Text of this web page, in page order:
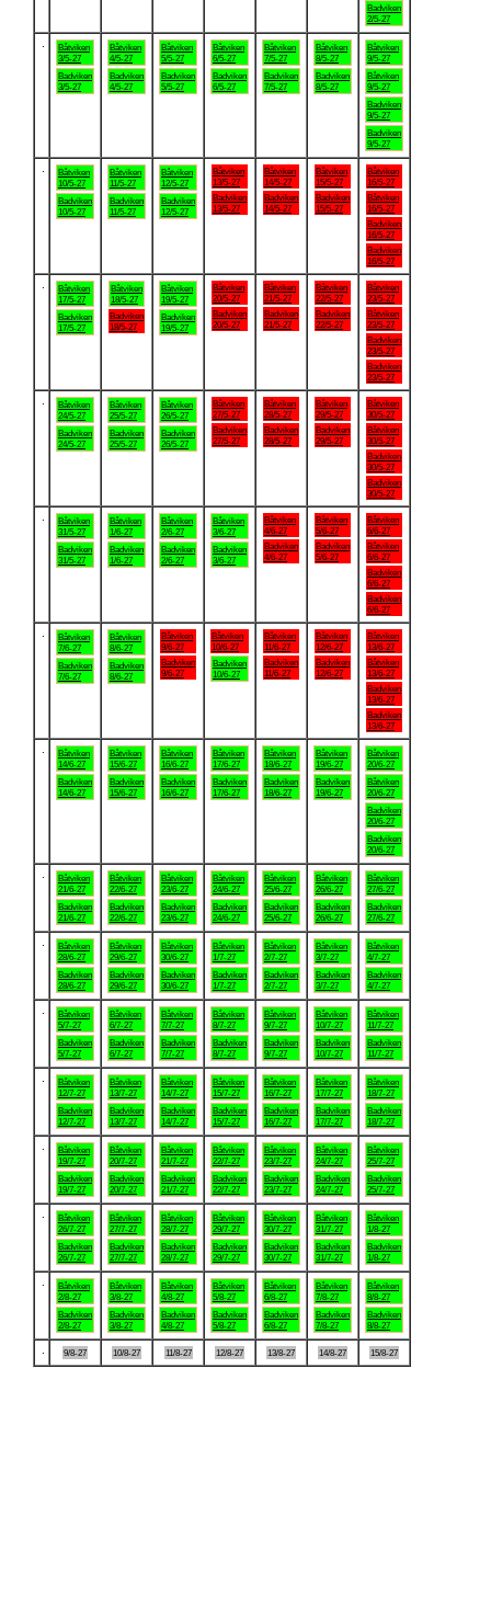
Badviken
2/5-27
Båtviken
3/5-27
Badviken
3/5-27
Båtviken
4/5-27
Badviken
4/5-27
Båtviken
5/5-27
Badviken
5/5-27
Båtviken
6/5-27
Badviken
6/5-27
Båtviken
7/5-27
Badviken
7/5-27
Båtviken
8/5-27
Badviken
8/5-27
Båtviken
9/5-27
Båtviken
9/5-27
Badviken
9/5-27
Badviken
9/5-27
Båtviken
10/5-27
Badviken
10/5-27
Båtviken
11/5-27
Badviken
11/5-27
Båtviken
12/5-27
Badviken
12/5-27
Båtviken
13/5-27
Badviken
13/5-27
Båtviken
14/5-27
Badviken
14/5-27
Båtviken
15/5-27
Badviken
15/5-27
Båtviken
16/5-27
Båtviken
16/5-27
Badviken
16/5-27
Badviken
16/5-27
Båtviken
17/5-27
Badviken
17/5-27
Båtviken
18/5-27
Badviken
18/5-27
Båtviken
19/5-27
Badviken
19/5-27
Båtviken
20/5-27
Badviken
20/5-27
Båtviken
21/5-27
Badviken
21/5-27
Båtviken
22/5-27
Badviken
22/5-27
Båtviken
23/5-27
Båtviken
23/5-27
Badviken
23/5-27
Badviken
23/5-27
Båtviken
24/5-27
Badviken
24/5-27
Båtviken
25/5-27
Badviken
25/5-27
Båtviken
26/5-27
Badviken
26/5-27
Båtviken
27/5-27
Badviken
27/5-27
Båtviken
28/5-27
Badviken
28/5-27
Båtviken
29/5-27
Badviken
29/5-27
Båtviken
30/5-27
Båtviken
30/5-27
Badviken
30/5-27
Badviken
30/5-27
Båtviken
31/5-27
Badviken
31/5-27
Båtviken
1/6-27
Badviken
1/6-27
Båtviken
2/6-27
Badviken
2/6-27
Båtviken
3/6-27
Badviken
3/6-27
Båtviken
4/6-27
Badviken
4/6-27
Båtviken
5/6-27
Badviken
5/6-27
Båtviken
6/6-27
Båtviken
6/6-27
Badviken
6/6-27
Badviken
6/6-27
Båtviken
7/6-27
Badviken
7/6-27
Båtviken
8/6-27
Badviken
8/6-27
Båtviken
9/6-27
Badviken
9/6-27
Båtviken
10/6-27
Badviken
10/6-27
Båtviken
11/6-27
Badviken
11/6-27
Båtviken
12/6-27
Badviken
12/6-27
Båtviken
13/6-27
Båtviken
13/6-27
Badviken
13/6-27
Badviken
13/6-27
Båtviken
14/6-27
Badviken
14/6-27
Båtviken
15/6-27
Badviken
15/6-27
Båtviken
16/6-27
Badviken
16/6-27
Båtviken
17/6-27
Badviken
17/6-27
Båtviken
18/6-27
Badviken
18/6-27
Båtviken
19/6-27
Badviken
19/6-27
Båtviken
20/6-27
Båtviken
20/6-27
Badviken
20/6-27
Badviken
20/6-27
Båtviken
21/6-27
Badviken
21/6-27
Båtviken
22/6-27
Badviken
22/6-27
Båtviken
23/6-27
Badviken
23/6-27
Båtviken
24/6-27
Badviken
24/6-27
Båtviken
25/6-27
Badviken
25/6-27
Båtviken
26/6-27
Badviken
26/6-27
Båtviken
27/6-27
Badviken
27/6-27
Båtviken
28/6-27
Badviken
28/6-27
Båtviken
29/6-27
Badviken
29/6-27
Båtviken
30/6-27
Badviken
30/6-27
Båtviken
1/7-27
Badviken
1/7-27
Båtviken
2/7-27
Badviken
2/7-27
Båtviken
3/7-27
Badviken
3/7-27
Båtviken
4/7-27
Badviken
4/7-27
Båtviken
5/7-27
Badviken
5/7-27
Båtviken
6/7-27
Badviken
6/7-27
Båtviken
7/7-27
Badviken
7/7-27
Båtviken
8/7-27
Badviken
8/7-27
Båtviken
9/7-27
Badviken
9/7-27
Båtviken
10/7-27
Badviken
10/7-27
Båtviken
11/7-27
Badviken
11/7-27
Båtviken
12/7-27
Badviken
12/7-27
Båtviken
13/7-27
Badviken
13/7-27
Båtviken
14/7-27
Badviken
14/7-27
Båtviken
15/7-27
Badviken
15/7-27
Båtviken
16/7-27
Badviken
16/7-27
Båtviken
17/7-27
Badviken
17/7-27
Båtviken
18/7-27
Badviken
18/7-27
Båtviken
19/7-27
Badviken
19/7-27
Båtviken
20/7-27
Badviken
20/7-27
Båtviken
21/7-27
Badviken
21/7-27
Båtviken
22/7-27
Badviken
22/7-27
Båtviken
23/7-27
Badviken
23/7-27
Båtviken
24/7-27
Badviken
24/7-27
Båtviken
25/7-27
Badviken
25/7-27
Båtviken
26/7-27
Badviken
26/7-27
Båtviken
27/7-27
Badviken
27/7-27
Båtviken
28/7-27
Badviken
28/7-27
Båtviken
29/7-27
Badviken
29/7-27
Båtviken
30/7-27
Badviken
30/7-27
Båtviken
31/7-27
Badviken
31/7-27
Båtviken
1/8-27
Badviken
1/8-27
Båtviken
2/8-27
Badviken
2/8-27
Båtviken
3/8-27
Badviken
3/8-27
Båtviken
4/8-27
Badviken
4/8-27
Båtviken
5/8-27
Badviken
5/8-27
Båtviken
6/8-27
Badviken
6/8-27
Båtviken
7/8-27
Badviken
7/8-27
Båtviken
8/8-27
Badviken
8/8-27
9/8-27 10/8-27 11/8-27 12/8-27 13/8-27 14/8-27 15/8-27